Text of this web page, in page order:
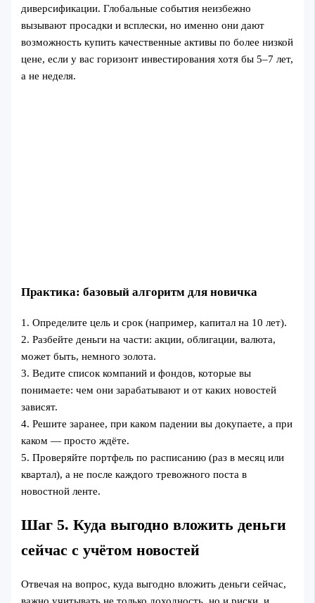
диверсификации. Глобальные события неизбежно
вызывают просадки и всплески, но именно они дают
возможность купить качественные активы по более низкой
цене, если у вас горизонт инвестирования хотя бы 5–7 лет,
а не неделя.
Практика: базовый алгоритм для новичка
1. Определите цель и срок (например, капитал на 10 лет).
2. Разбейте деньги на части: акции, облигации, валюта,
может быть, немного золота.
3. Ведите список компаний и фондов, которые вы
понимаете: чем они зарабатывают и от каких новостей
зависят.
4. Решите заранее, при каком падении вы докупаете, а при
каком — просто ждёте.
5. Проверяйте портфель по расписанию (раз в месяц или
квартал), а не после каждого тревожного поста в
новостной ленте.
Шаг 5. Куда выгодно вложить деньги
сейчас с учётом новостей
Отвечая на вопрос, куда выгодно вложить деньги сейчас,